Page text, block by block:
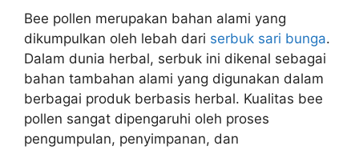
Bee pollen merupakan bahan alami yang
dikumpulkan oleh lebah dari serbuk sari bunga.
Dalam dunia herbal, serbuk ini dikenal sebagai
bahan tambahan alami yang digunakan dalam
berbagai produk berbasis herbal. Kualitas bee
pollen sangat dipengaruhi oleh proses
pengumpulan, penyimpanan, dan